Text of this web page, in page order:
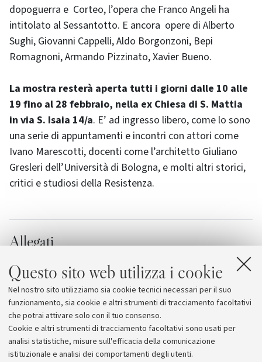
Questo sito web utilizza i cookie
Nel nostro sito utilizziamo sia cookie tecnici necessari per il suo
funzionamento, sia cookie e altri strumenti di tracciamento facoltativi
che potrai attivare solo con il tuo consenso.
Cookie e altri strumenti di tracciamento facoltativi sono usati per
analisi statistiche, misure sull'efficacia della comunicazione
istituzionale e analisi dei comportamenti degli utenti.
dopoguerra e Corteo, l’opera che Franco Angeli ha
intitolato al Sessantotto. E ancora opere di Alberto
Sughi, Giovanni Cappelli, Aldo Borgonzoni, Bepi
Romagnoni, Armando Pizzinato, Xavier Bueno.
La mostra resterà aperta tutti i giorni dalle 10 alle
19 fino al 28 febbraio, nella ex Chiesa di S. Mattia
in via S. Isaia 14/a. E’ ad ingresso libero, come lo sono
una serie di appuntamenti e incontri con attori come
Ivano Marescotti, docenti come l’architetto Giuliano
Gresleri dell’Università di Bologna, e molti altri storici,
critici e studiosi della Resistenza.
Allegati
Le iniziative della mostra "Morire per
amore"[11.2 KB]
Morire per Amore. Arte e resistenza a Bologna